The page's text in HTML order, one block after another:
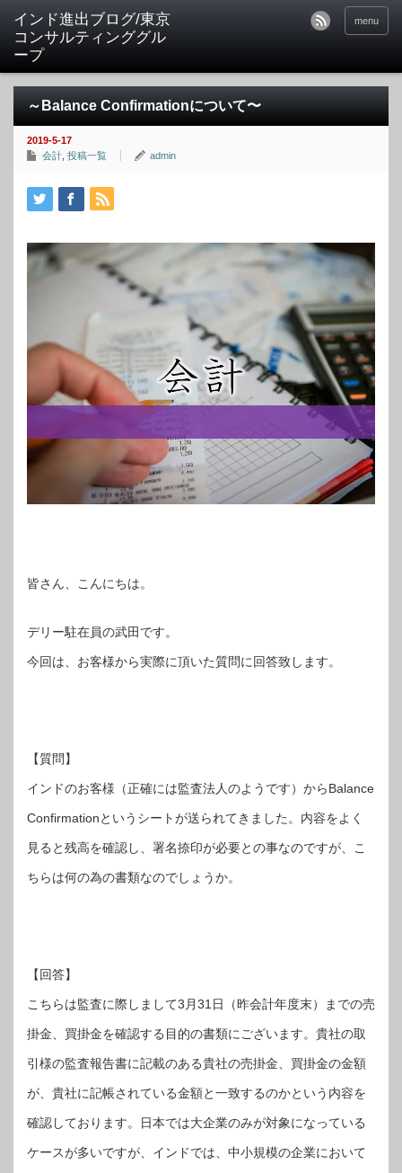
インド進出ブログ/東京
コンサルティンググル
ープ
menu
～Balance Confirmationについて〜
2019-5-17
会計 投稿一覧 admin
皆さん、こんにちは。
デリー駐在員の武田です。
今回は、お客様から実際に頂いた質問に回答致します。
【質問】
インドのお客様（正確には監査法人のようです）からBalance
Confirmationというシートが送られてきました。内容をよく
見ると残高を確認し、署名捺印が必要との事なのですが、こ
ちらは何の為の書類なのでしょうか。
【回答】
こちらは監査に際しまして3月31日（昨会計年度末）までの売
掛金、買掛金を確認する目的の書類にございます。貴社の取
引様の監査報告書に記載のある貴社の売掛金、買掛金の金額
が、貴社に記帳されている金額と一致するのかという内容を
確認しております。日本では大企業のみが対象になっている
ケースが多いですが、インドでは、中小規模の企業において